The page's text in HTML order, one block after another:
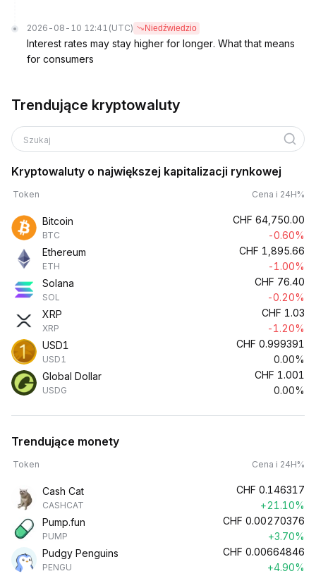
2026-08-10 12:41 (UTC) Niedźwiedzio
Interest rates may stay higher for longer. What that means
for consumers
Trendujące kryptowaluty
Szukaj
Kryptowaluty o największej kapitalizacji rynkowej
Token Cena i 24H%
Bitcoin
BTC
CHF 64,750.00
-0.60%
Ethereum
ETH
CHF 1,895.66
-1.00%
Solana
SOL
CHF 76.40
-0.20%
XRP
XRP
CHF 1.03
-1.20%
USD1
USD1
CHF 0.999391
0.00%
Global Dollar
USDG
CHF 1.001
0.00%
Trendujące monety
Token Cena i 24H%
Cash Cat
CASHCAT
CHF 0.146317
+21.10%
Pump.fun
PUMP
CHF 0.00270376
+3.70%
Pudgy Penguins
PENGU
CHF 0.00664846
+4.90%